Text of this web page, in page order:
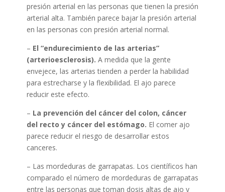
presión arterial en las personas que tienen la presión
arterial alta. También parece bajar la presión arterial
en las personas con presión arterial normal.
– El “endurecimiento de las arterias”
(arterioesclerosis). A medida que la gente
envejece, las arterias tienden a perder la habilidad
para estrecharse y la flexibilidad. El ajo parece
reducir este efecto.
– La prevención del cáncer del colon, cáncer
del recto y cáncer del estómago. El comer ajo
parece reducir el riesgo de desarrollar estos
canceres.
– Las mordeduras de garrapatas. Los científicos han
comparado el número de mordeduras de garrapatas
entre las personas que toman dosis altas de ajo y